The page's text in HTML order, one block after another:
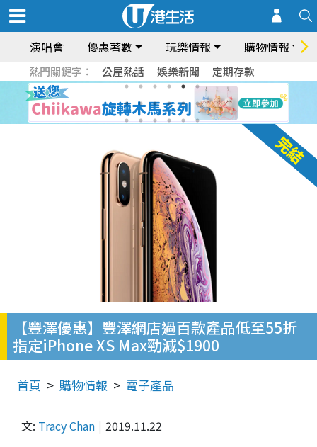
演唱會 優惠著數 玩樂情報 購物情報
熱門關鍵字： 公屋熱話 娛樂新聞 定期存款
【豐澤優惠】豐澤網店過百款產品低至55折
指定iPhone XS Max勁減$1900
首頁 購物情報 電子產品
文: Tracy Chan 2019.11.22